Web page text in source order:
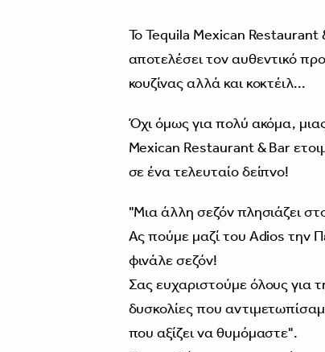
Το Tequila Mexican Restaurant
αποτελέσει τον αυθεντικό
κουζίνας αλλά και κοκτέιλ...
Όχι όμως για πολύ ακόμα,
Mexican Restaurant & Bar
σε ένα τελευταίο δείπνο!
"Μια άλλη σεζόν πλησιάζει
Ας πούμε μαζί του Adios την
φινάλε σεζόν!
Σας ευχαριστούμε όλους για
δυσκολίες που
που αξίζει να θυμόμαστε".